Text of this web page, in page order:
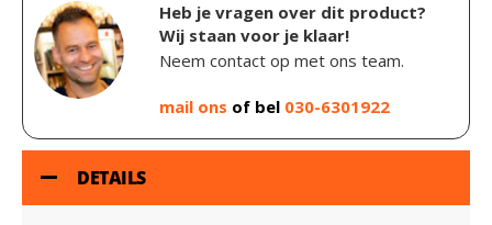
Heb je vragen over dit product?
Wij staan voor je klaar!
Neem contact op met ons team.
mail ons of bel 030-6301922
DETAILS